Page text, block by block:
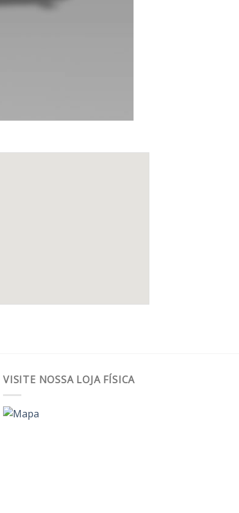
VISITE NOSSA LOJA FÍSICA